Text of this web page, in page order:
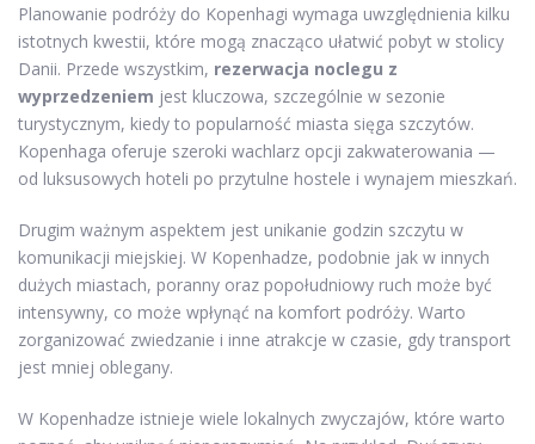
Planowanie podróży do Kopenhagi wymaga uwzględnienia kilku
istotnych kwestii, które mogą znacząco ułatwić pobyt w stolicy
Danii. Przede wszystkim, rezerwacja noclegu z
wyprzedzeniem jest kluczowa, szczególnie w sezonie
turystycznym, kiedy to popularność miasta sięga szczytów.
Kopenhaga oferuje szeroki wachlarz opcji zakwaterowania —
od luksusowych hoteli po przytulne hostele i wynajem mieszkań.
Drugim ważnym aspektem jest unikanie godzin szczytu w
komunikacji miejskiej. W Kopenhadze, podobnie jak w innych
dużych miastach, poranny oraz popołudniowy ruch może być
intensywny, co może wpłynąć na komfort podróży. Warto
zorganizować zwiedzanie i inne atrakcje w czasie, gdy transport
jest mniej oblegany.
W Kopenhadze istnieje wiele lokalnych zwyczajów, które warto